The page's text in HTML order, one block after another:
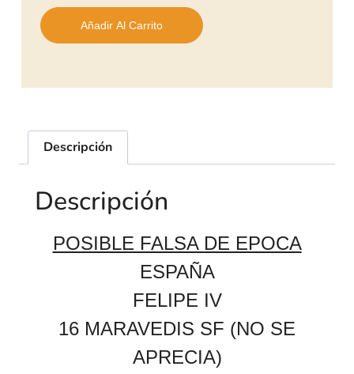
Añadir Al Carrito
Descripción
Descripción
POSIBLE FALSA DE EPOCA
ESPAÑA
FELIPE IV
16 MARAVEDIS SF (NO SE
APRECIA)